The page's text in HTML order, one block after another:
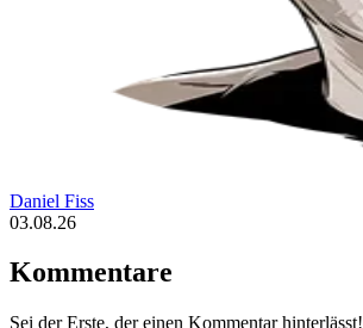
Daniel Fiss
03.08.26
Kommentare
Sei der Erste, der einen Kommentar hinterlässt!